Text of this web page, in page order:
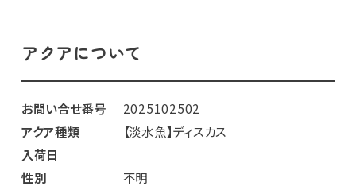
アクアについて
お問い合せ番号
2025102502
アクア種類
【淡水魚】ディスカス
入荷日
性別
不明